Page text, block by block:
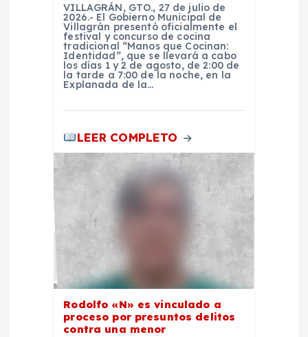
VILLAGRÁN, GTO., 27 de julio de
2026.- El Gobierno Municipal de
Villagrán presentó oficialmente el
festival y concurso de cocina
tradicional “Manos que Cocinan:
Identidad”, que se llevará a cabo
los días 1 y 2 de agosto, de 2:00 de
la tarde a 7:00 de la noche, en la
Explanada de la…
LEER COMPLETO
Rodolfo «N» es vinculado a
proceso por presuntos delitos
contra una menor